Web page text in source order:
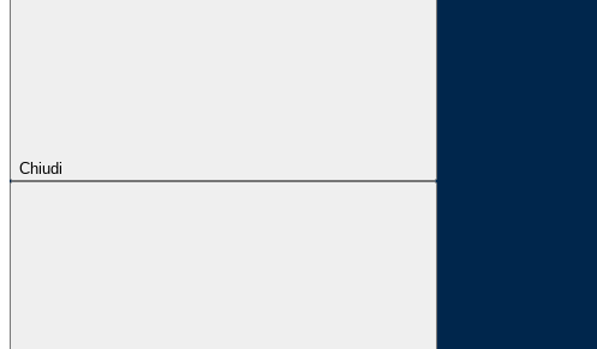
Chiudi